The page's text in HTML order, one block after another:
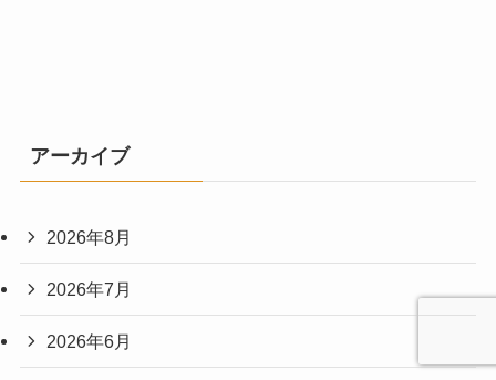
アーカイブ
2026年8月
2026年7月
2026年6月